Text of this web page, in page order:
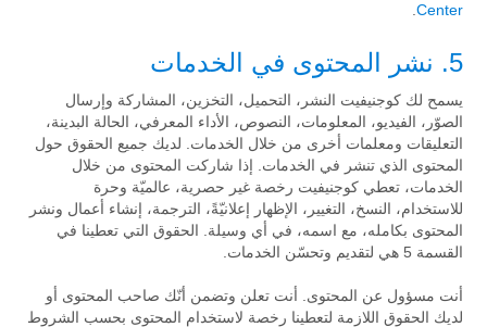
Center
5. نشر المحتوى في الخدمات
يسمح لك كوجنيفيت النشر، التحميل، التخزين، المشاركة وإرسال
الصوّر، الفيديو، المعلومات، النصوص، الأداء المعرفي، الحالة البدينة،
التعليقات ومعلمات أخرى من خلال الخدمات. لديك جميع الحقوق حول
المحتوى الذي تنشر في الخدمات. إذا شاركت المحتوى من خلال
الخدمات، تعطي كوجنيفيت رخصة غير حصرية، عالميّة وحرة
للاستخدام، النسخ، التغيير، الإظهار إعلانيّةً، الترجمة، إنشاء أعمال ونشر
المحتوى بكامله، مع اسمه، في أي وسيلة. الحقوق التي تعطينا في
القسمة 5 هي لتقديم وتحسّن الخدمات.
أنت مسؤول عن المحتوى. أنت تعلن وتضمن أنّك صاحب المحتوى أو
لديك الحقوق اللازمة لتعطينا رخصة لاستخدام المحتوى بحسب الشروط